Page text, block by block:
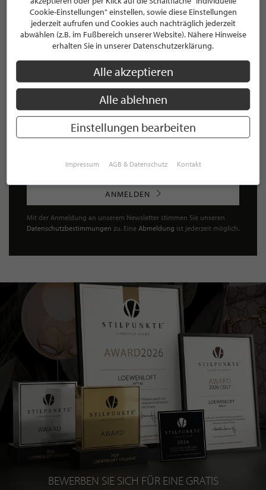
NEWSLETTER
Bleiben Sie immer UP TO DATE! Melden Sie sich jetzt für
unseren STILPUNKTE®-Newsletter an und profitieren Sie
von exklusivenNeuigkeiten, TrendsundAngeboten
Mit der Anmeldung für unseren Newsletter stimmen Sie
unserenDatenschutzbestimmungenzu. EineAbmeldung
ist jederzeit möglich.
ANMELDEN
Mit der Anmeldung an unserem Newsletter stimmen Sie unseren
Datenschutzbestimmungen zu. Eine Abmeldung ist jederzeit möglich.
BEWERBEN SIE SICH FÜR EINE GRATIS
Cookie-Einstellungen" einstellen, sowie diese Einstellungen
jederzeit aufrufen und Cookies auch nachträglich jederzeit
abwählen (z.B. im Fußbereich unserer Website). Nähere Hinweise
erhalten Sie in unserer Datenschutzerklärung.
Alle akzeptieren
Alle ablehnen
Einstellungen bearbeiten
Impressum AGB & Datenschutz Kontakt